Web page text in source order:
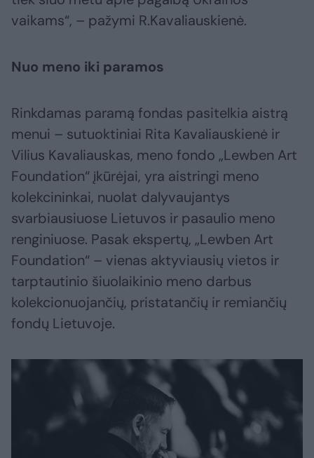
vaikams“, – pažymi R.Kavaliauskienė.
Nuo meno iki paramos
Rinkdamas paramą fondas pasitelkia aistrą
menui – sutuoktiniai Rita Kavaliauskienė ir
Vilius Kavaliauskas, meno fondo „Lewben Art
Foundation“ įkūrėjai, yra aistringi meno
kolekcininkai, nuolat dalyvaujantys
svarbiausiuose Lietuvos ir pasaulio meno
renginiuose. Pasak ekspertų, „Lewben Art
Foundation“ – vienas aktyviausių vietos ir
tarptautinio šiuolaikinio meno darbus
kolekcionuojančių, pristatančių ir remiančių
fondų Lietuvoje.